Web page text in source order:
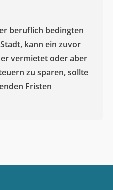
beruflich bedingten
kann ein zuvor
vermietet oder aber
zu sparen, sollte
Fristen